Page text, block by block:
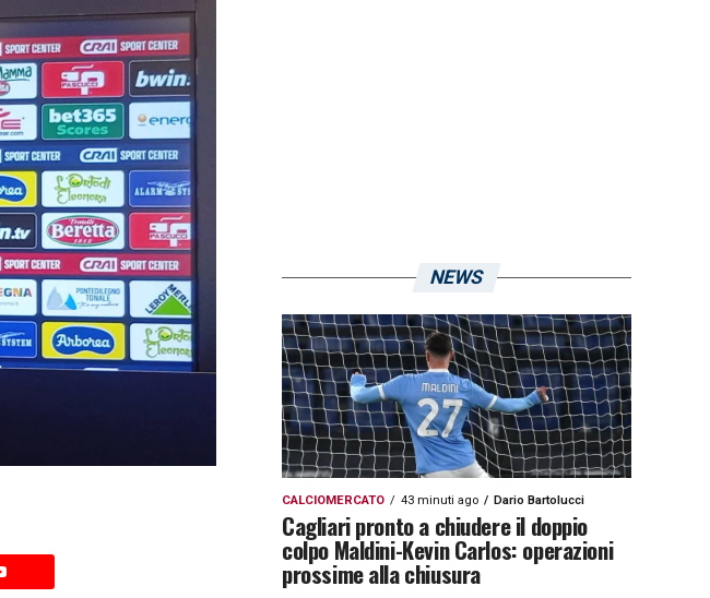
NEWS
CALCIOMERCATO 43 minuti ago Dario Bartolucci
Cagliari pronto a chiudere il doppio
colpo Maldini-Kevin Carlos: operazioni
prossime alla chiusura